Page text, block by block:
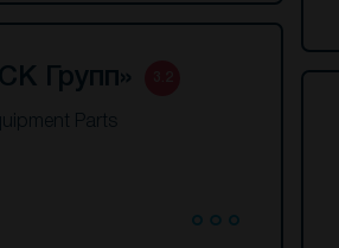
Групп»
Parts